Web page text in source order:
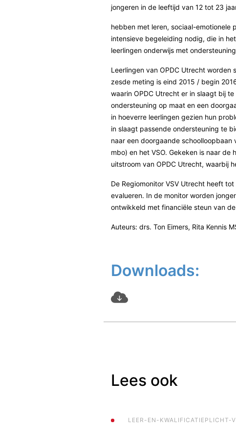
jongeren in de leeftijd van 12 tot 23
hebben met leren, sociaal-emotionele
intensieve begeleiding nodig, die in
leerlingen onderwijs met
Leerlingen van OPDC Utrecht
zesde meting is eind 2015 / begin
waarin OPDC Utrecht er in slaagt bij
ondersteuning op maat en een
in hoeverre leerlingen gezien hun
in slaagt passende ondersteuning te
naar een doorgaande
mbo) en het VSO. Gekeken is naar
uitstroom van OPDC Utrecht, waarbij
De Regiomonitor VSV Utrecht heeft
evalueren. In de monitor worden
ontwikkeld met financiële steun van
Auteurs: drs. Ton Eimers, Rita Kennis
Downloads:
Lees ook
LEER-EN-KWALIFICATIEPLICHT-